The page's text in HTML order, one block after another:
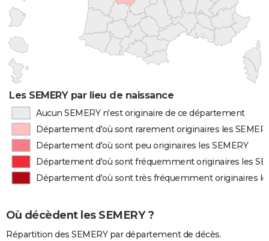
Les SEMERY par lieu de naissance
Aucun SEMERY n'est originaire de ce département
Département d'où sont rarement originaires les
Département d'où sont peu originaires les SEMERY
Département d'où sont fréquemment originaires les
Département d'où sont très fréquemment originaires
Où décèdent les SEMERY ?
Répartition des SEMERY par département de décès.